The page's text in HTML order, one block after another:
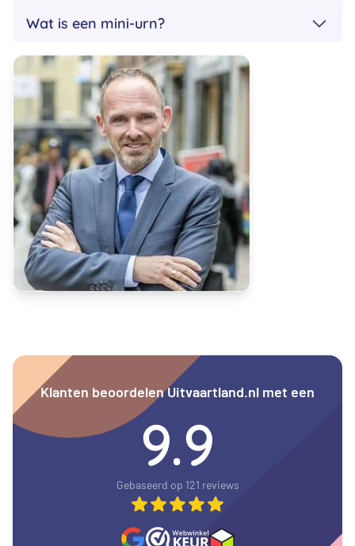
Wat is een mini-urn?
Klanten beoordelen Uitvaartland.nl met een
9.9
Gebaseerd op 121 reviews